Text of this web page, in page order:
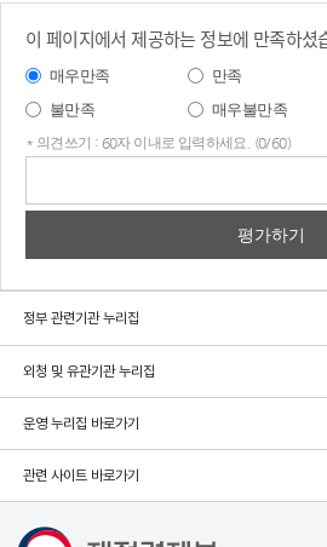
이 페이지에서 제공하는 정보에 만족하셨
매우만족 만족
불만족
매우불만족
* 의견쓰기 : 60자 이내로 입력하세요. (0/60)
정부 관련기관 누리집
외청 및 유관기관 누리집
운영 누리집 바로가기
관련 사이트 바로가기